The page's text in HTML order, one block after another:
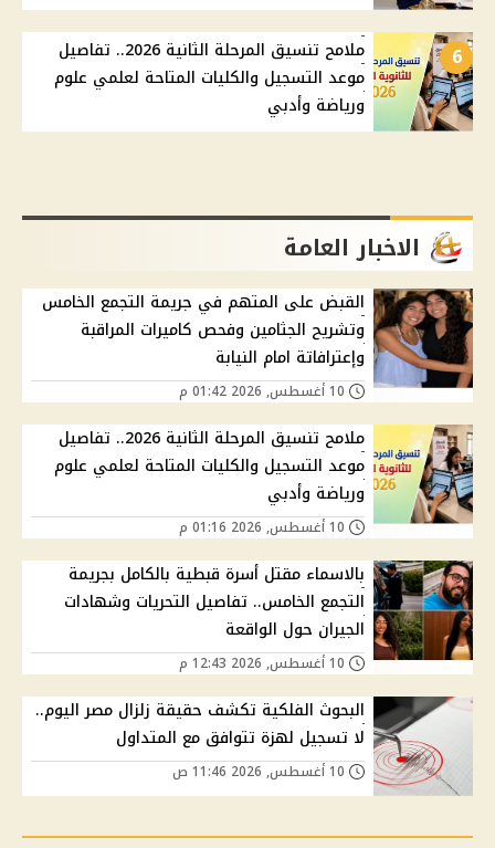
6
ملامح تنسيق المرحلة الثانية 2026.. تفاصيل
موعد التسجيل والكليات المتاحة لعلمي علوم
ورياضة وأدبي
الاخبار العامة
القبض على المتهم في جريمة التجمع الخامس
وتشريح الجثامين وفحص كاميرات المراقبة
وإعترافاتة امام النيابة
ملامح تنسيق المرحلة الثانية 2026.. تفاصيل
موعد التسجيل والكليات المتاحة لعلمي علوم
ورياضة وأدبي
بالاسماء مقتل أسرة قبطية بالكامل بجريمة
التجمع الخامس.. تفاصيل التحريات وشهادات
الجيران حول الواقعة
البحوث الفلكية تكشف حقيقة زلزال مصر اليوم..
لا تسجيل لهزة تتوافق مع المتداول